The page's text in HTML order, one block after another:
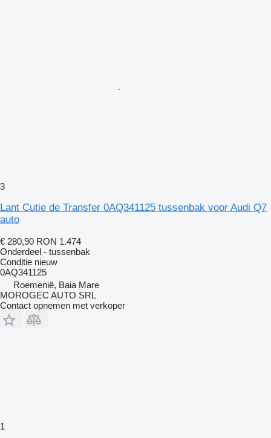
3
Lant Cutie de Transfer 0AQ341125 tussenbak voor Audi Q7
auto
€ 280,90 RON 1.474
Onderdeel - tussenbak
Conditie nieuw
0AQ341125
Roemenië, Baia Mare
MOROGEC AUTO SRL
Contact opnemen met verkoper
1